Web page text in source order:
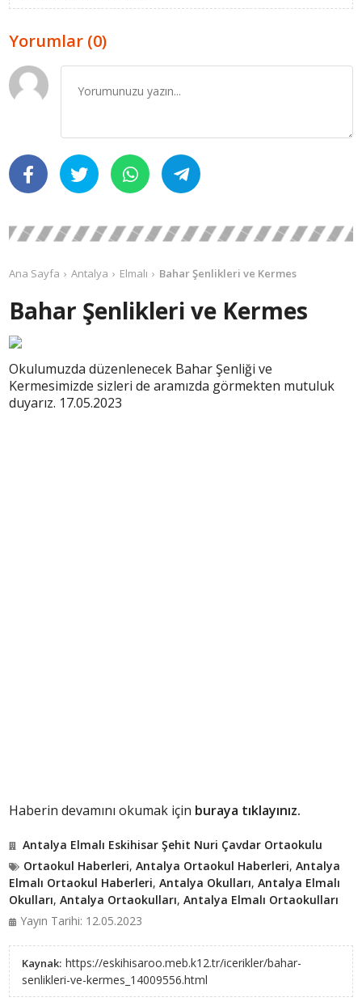
Yorumlar (0)
Ana Sayfa Antalya Elmalı Bahar Şenlikleri ve Kermes
Bahar Şenlikleri ve Kermes
Okulumuzda düzenlenecek Bahar Şenliği ve
Kermesimizde sizleri de aramızda görmekten mutuluk
duyarız. 17.05.2023
Haberin devamını okumak için buraya tıklayınız.
Antalya Elmalı Eskihisar Şehit Nuri Çavdar Ortaokulu
Ortaokul Haberleri,Antalya Ortaokul Haberleri,Antalya
Elmalı Ortaokul Haberleri,Antalya Okulları,Antalya Elmalı
Okulları,Antalya Ortaokulları,Antalya Elmalı Ortaokulları
Yayın Tarihi: 12.05.2023
Kaynak: https://eskihisaroo.meb.k12.tr/icerikler/bahar-
senlikleri-ve-kermes_14009556.html